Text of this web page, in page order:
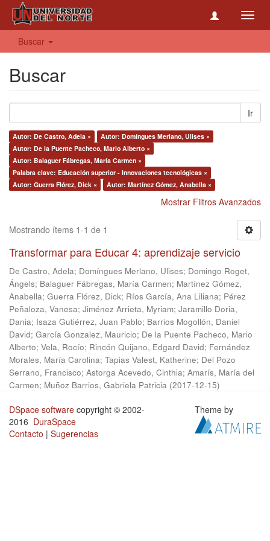
Buscar
Buscar
Ir
Autor: De Castro, Adela ×
Autor: Domíngues Merlano, Ulises ×
Autor: De la Puente Pacheco, Mario Alberto ×
Autor: Balaguer Fábregas, María Carmen ×
Palabra clave: Educación superior - Innovaciones tecnológicas ×
Autor: Guerra Flórez, Dick ×
Autor: Martínez Gómez, Anabella ×
Mostrar Filtros Avanzados
Mostrando ítems 1-1 de 1
Transformar para Educar 4: aprendizaje servicio
De Castro, Adela; Domíngues Merlano, Ulises; Domingo Roget,
Ángels; Balaguer Fábregas, María Carmen; Martínez Gómez,
Anabella; Guerra Flórez, Dick; Ríos García, Ana Liliana; Pérez
Peñaloza, Vanesa; Jiménez Arrieta, Myriam; Jaramillo Doria,
Dania; Isaza Gutiérrez, Juan Pablo; Barrios Mogollón, Daniel
David; García Gonzalez, Mauricio; De la Puente Pacheco, Mario
Alberto; Vela, Rocío; Rincón Quijano, Edgard David; Fernández
Morales, María Carolina; Tapias Valest, Katherine; Del Pozo
Serrano, Francisco; Astorga Acevedo, Cinthia; Amarís, María del
Carmen; Muñoz Barrios, Gabriela Patricia (2017-12-15)
DSpace software copyright © 2002-
2016 DuraSpace
Contacto | Sugerencias
Theme by